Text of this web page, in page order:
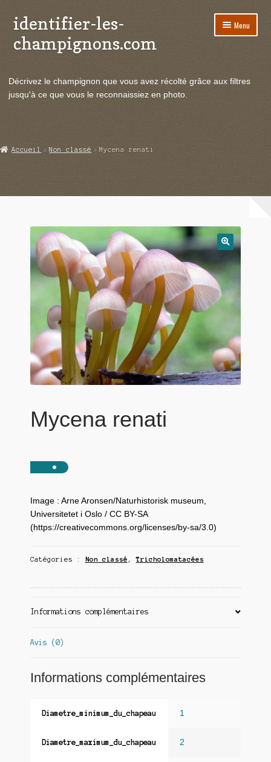
Aller
à
la
Aller
au
contenu
identifier-les-
champignons.com
Menu
le
Actualités
Echanges et contacts
Décrivez le champignon que vous avez récolté grâce aux filtres
jusqu'à ce que vous le reconnaissiez en photo.
Accueil Non classé Mycena renati
Mycena renati
Image : Arne Aronsen/Naturhistorisk museum,
Universitetet i Oslo / CC BY-SA
(https://creativecommons.org/licenses/by-sa/3.0)
Catégories : Non classé ,Tricholomatacées
Informations complémentaires
Avis (0)
Informations complémentaires
Diametre_minimum_du_chapeau 1
Diametre_maximum_du_chapeau 2